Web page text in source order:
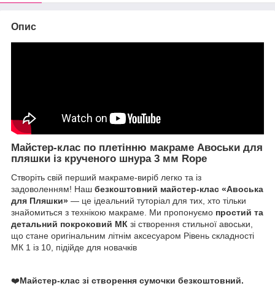
Опис
Майстер-клас по плетінню макраме Авоськи для
пляшки із крученого шнура 3 мм Rope
Створіть свій перший макраме-виріб легко та із
задоволенням! Наш безкоштовний майстер-клас «Авоська
для Пляшки» — це ідеальний туторіал для тих, хто тільки
знайомиться з технікою макраме. Ми пропонуємо простий та
детальний покроковий МК зі створення стильної авоськи,
що стане оригінальним літнім аксесуаром Рівень складності
МК 1 із 10, підійде для новачків
❤️Майстер-клас зі створення сумочки безкоштовний.